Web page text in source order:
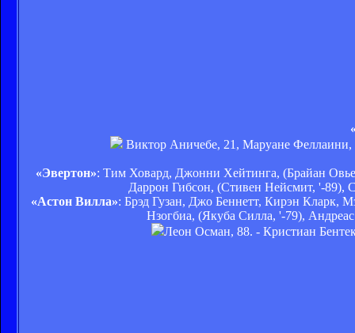
Виктор Аничебе, 21, Маруане Феллаини,
«Эвертон»: Тим Ховард, Джонни Хейтинга, (Брайан
Даррон Гибсон, (Стивен Нейсмит, '-89),
«Астон Вилла»: Брэд Гузан, Джо Беннетт, Кирэн Кларк,
Нзогбиа, (Якуба Силла, '-79),
Леон Осман, 88. - Кристиан